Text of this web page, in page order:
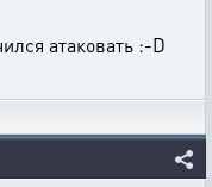
атаковать :-D